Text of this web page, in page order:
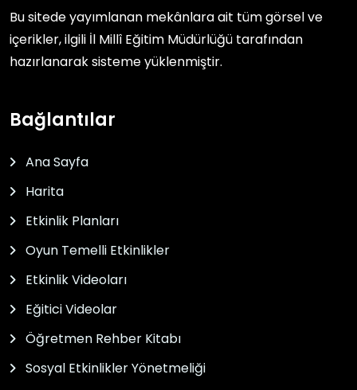
Bu sitede yayımlanan mekânlara ait tüm görsel ve
içerikler, ilgili İl Millî Eğitim Müdürlüğü tarafından
hazırlanarak sisteme yüklenmiştir.
Bağlantılar
Ana Sayfa
Harita
Etkinlik Planları
Oyun Temelli Etkinlikler
Etkinlik Videoları
Eğitici Videolar
Öğretmen Rehber Kitabı
Sosyal Etkinlikler Yönetmeliği